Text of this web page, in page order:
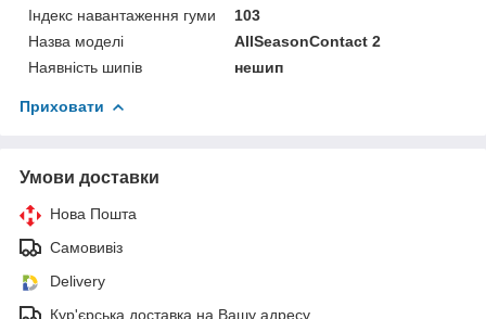
Індекс навантаження гуми
103
Назва моделі
AllSeasonContact 2
Наявність шипів
нешип
Приховати
Умови доставки
Нова Пошта
Самовивіз
Delivery
Кур'єрська доставка на Вашу адресу